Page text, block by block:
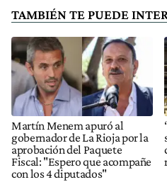
TAMBIÉN TE PUEDE
Martín Menem apuró al
gobernador de La Rioja por la
aprobación del Paquete
Fiscal: "Espero que acompañe
con los 4 diputados"